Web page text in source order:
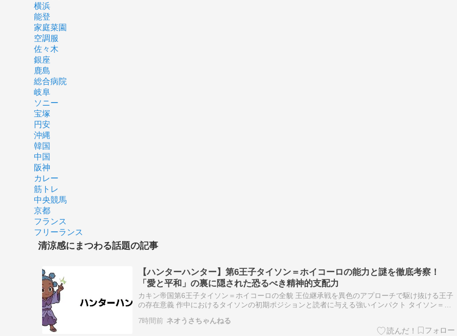
横浜
能登
家庭菜園
空調服
佐々木
銀座
鹿島
総合病院
岐阜
ソニー
宝塚
円安
沖縄
韓国
中国
阪神
カレー
筋トレ
中央競馬
京都
フランス
フリーランス
清涼感にまつわる話題の記事
【ハンターハンター】第6王子タイソン＝ホイコーロの能力と謎を徹底考察！
「愛と平和」の裏に隠された恐るべき精神的支配力
カキン帝国第6王子タイソン＝ホイコーロの全貌 王位継承戦を異色のアプローチで駆け抜ける王子
の存在意義 作中におけるタイソンの初期ポジションと読者に与える強いインパクト タイソン＝ホ
は、血な…
7時間前 ネオうさちゃんねる